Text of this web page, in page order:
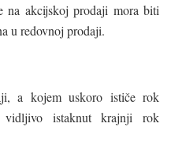
na akcijskoj prodaji mora biti
u redovnoj prodaji.
a kojem uskoro ističe rok
vidljivo istaknut krajnji rok